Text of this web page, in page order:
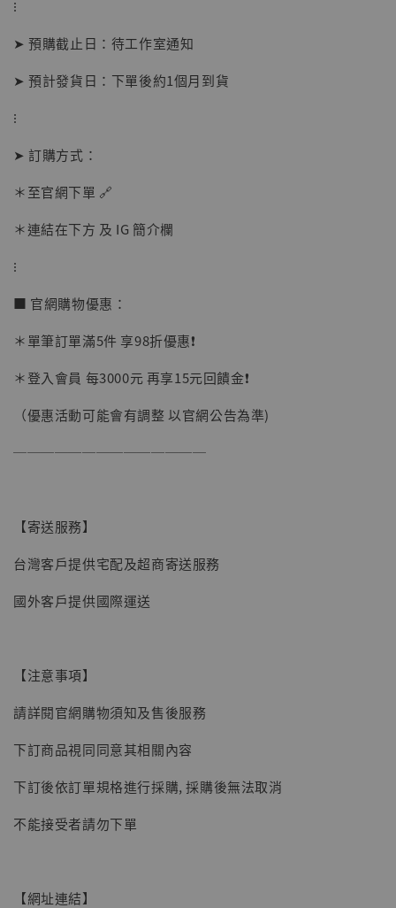
【店內現貨】海賊王 系列蒐藏雕像 布魯克達
NT$ 1,870
加購優惠【讓子彈飛 鵝城縣長 張麻子 [BK01]】
【現貨】BJSTUDIO 1/6系列可動蒐藏人偶 讓
NT$ 4,980
NT$ 5,300
⁝
➤ 預購截止日：待工作室通知
➤ 預計發貨日：下單後約1個月到貨
⁝
➤ 訂購方式：
＊至官網下單 🔗
＊連結在下方 及 IG 簡介欄
⁝
■ 官網購物優惠：
＊單筆訂單滿5件 享98折優惠❗️
＊登入會員 每3000元 再享15元回饋金❗️
（優惠活動可能會有調整 以官網公告為準)
──────────────
【寄送服務】
台灣客戶提供宅配及超商寄送服務
國外客戶提供國際運送
【注意事項】
請詳閱官網購物須知及售後服務
下訂商品視同同意其相關內容
下訂後依訂單規格進行採購, 採購後無法取消
不能接受者請勿下單
【網址連結】